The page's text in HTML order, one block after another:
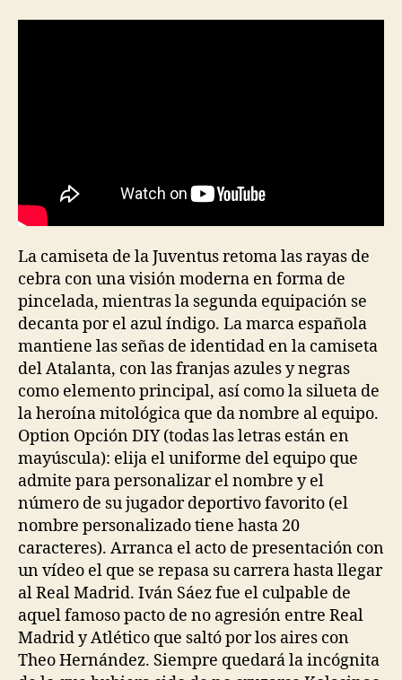
La camiseta de la Juventus retoma las rayas de
cebra con una visión moderna en forma de
pincelada, mientras la segunda equipación se
decanta por el azul índigo. La marca española
mantiene las señas de identidad en la camiseta
del Atalanta, con las franjas azules y negras
como elemento principal, así como la silueta de
la heroína mitológica que da nombre al equipo.
Option Opción DIY (todas las letras están en
mayúscula): elija el uniforme del equipo que
admite para personalizar el nombre y el
número de su jugador deportivo favorito (el
nombre personalizado tiene hasta 20
caracteres). Arranca el acto de presentación con
un vídeo el que se repasa su carrera hasta llegar
al Real Madrid. Iván Sáez fue el culpable de
aquel famoso pacto de no agresión entre Real
Madrid y Atlético que saltó por los aires con
Theo Hernández. Siempre quedará la incógnita